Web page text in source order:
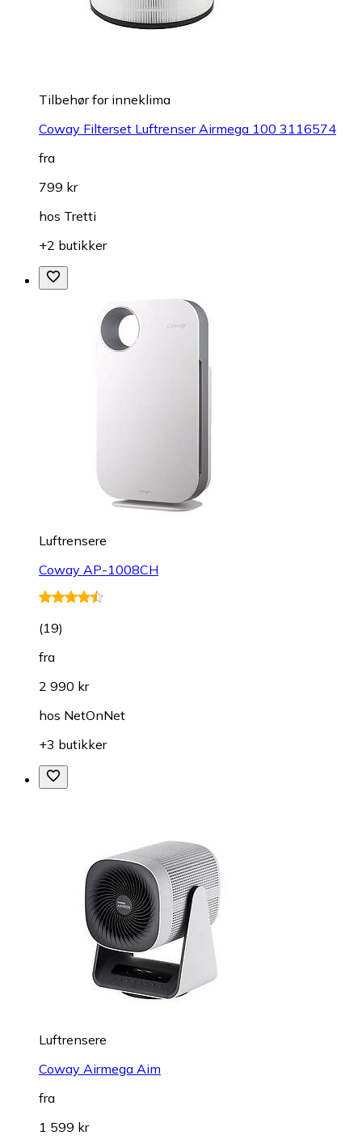
Tilbehør for inneklima
Coway Filterset Luftrenser Airmega 100 3116574
fra
799 kr
hos Tretti
+2 butikker
Luftrensere
Coway AP-1008CH
(19)
fra
2 990 kr
hos NetOnNet
+3 butikker
Luftrensere
Coway Airmega Aim
fra
1 599 kr